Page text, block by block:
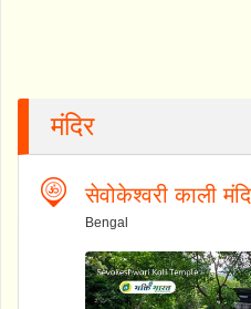
मंदिर
सेवोकेश्वरी काली
Bengal